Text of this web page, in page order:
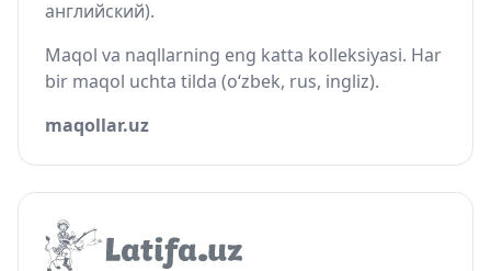
английский).
Maqol va naqllarning eng katta kolleksiyasi. Har
bir maqol uchta tilda (o‘zbek, rus, ingliz).
maqollar.uz